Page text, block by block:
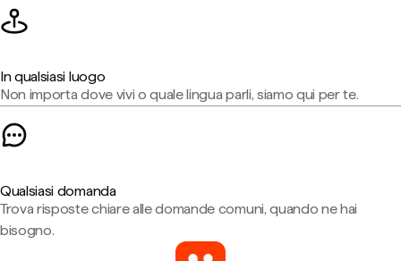
In qualsiasi luogo
Non importa dove vivi o quale lingua parli, siamo qui per te.
Qualsiasi domanda
Trova risposte chiare alle domande comuni, quando ne hai
bisogno.